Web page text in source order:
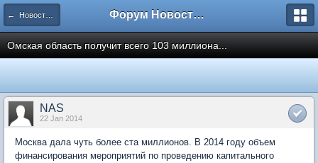
← Новости рынка недвижимости Форум Новостройки
Омская область получит всего 103 миллиона...
NAS
22 Jan 2014
Москва дала чуть более ста миллионов. В 2014 году объем
финансирования мероприятий по проведению капитального